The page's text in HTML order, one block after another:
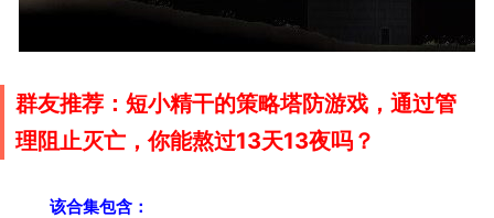
群友推荐：短小精干的策略塔防游戏，通过管
理阻止灭亡，你能熬过13天13夜吗？
该合集包含：